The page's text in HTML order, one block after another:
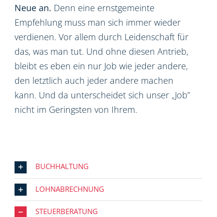
Neue an. Denn eine ernstgemeinte
Empfehlung muss man sich immer wieder
verdienen. Vor allem durch Leidenschaft für
das, was man tut. Und ohne diesen Antrieb,
bleibt es eben ein nur Job wie jeder andere,
den letztlich auch jeder andere machen
kann. Und da unterscheidet sich unser „Job”
nicht im Geringsten von Ihrem.
BUCHHALTUNG
LOHNABRECHNUNG
STEUERBERATUNG